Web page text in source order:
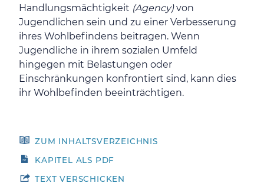
Handlungsmächtigkeit (Agency)von
Jugendlichen sein und zu einer Verbesserung
ihres Wohlbefindens beitragen. Wenn
Jugendliche in ihrem sozialen Umfeld
hingegen mit Belastungen oder
Einschränkungen konfrontiert sind, kann dies
ihr Wohlbefinden beeinträchtigen.
ZUM INHALTSVERZEICHNIS
KAPITEL ALS PDF
TEXT VERSCHICKEN